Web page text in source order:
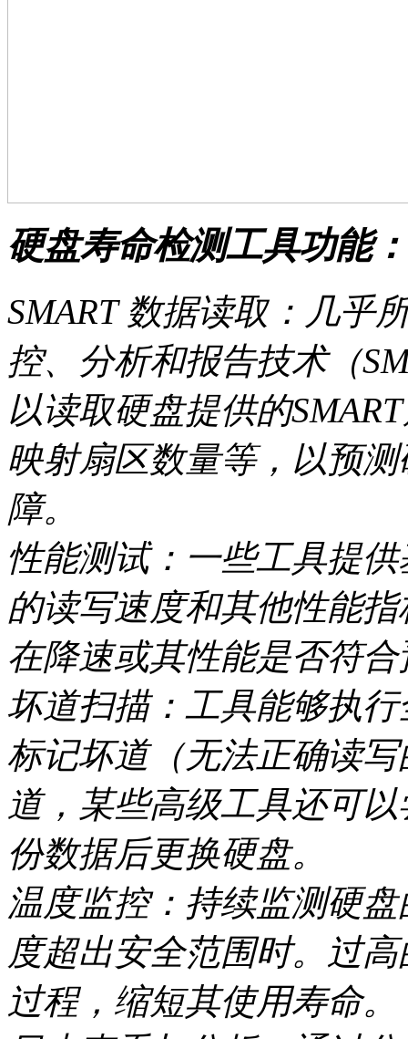
硬盘寿命检测工具功能：
SMART 数据读取：几乎
控、分析和报告技术（
以读取硬盘提供的
映射扇区数量等，以预
障。
性能测试：一些工具提
的读写速度和其他性能
在降速或其性能是否符合
坏道扫描：工具能够执
标记坏道（无法正确读
道，某些高级工具还可
份数据后更换硬盘。
温度监控：持续监测硬
度超出安全范围时。过
过程，缩短其使用寿命。